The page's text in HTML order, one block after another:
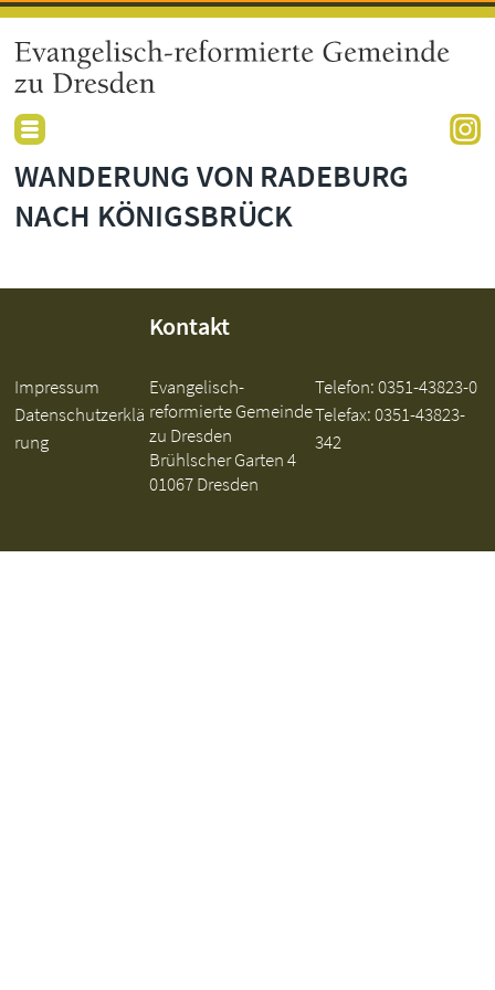
WANDERUNG VON RADEBURG
NACH KÖNIGSBRÜCK
Impressum
Datenschutzerklä
rung
Kontakt
Evangelisch-
reformierte Gemeinde
zu Dresden
Brühlscher Garten 4
01067 Dresden
Telefon:0351-43823-0
Telefax: 0351-43823-
342